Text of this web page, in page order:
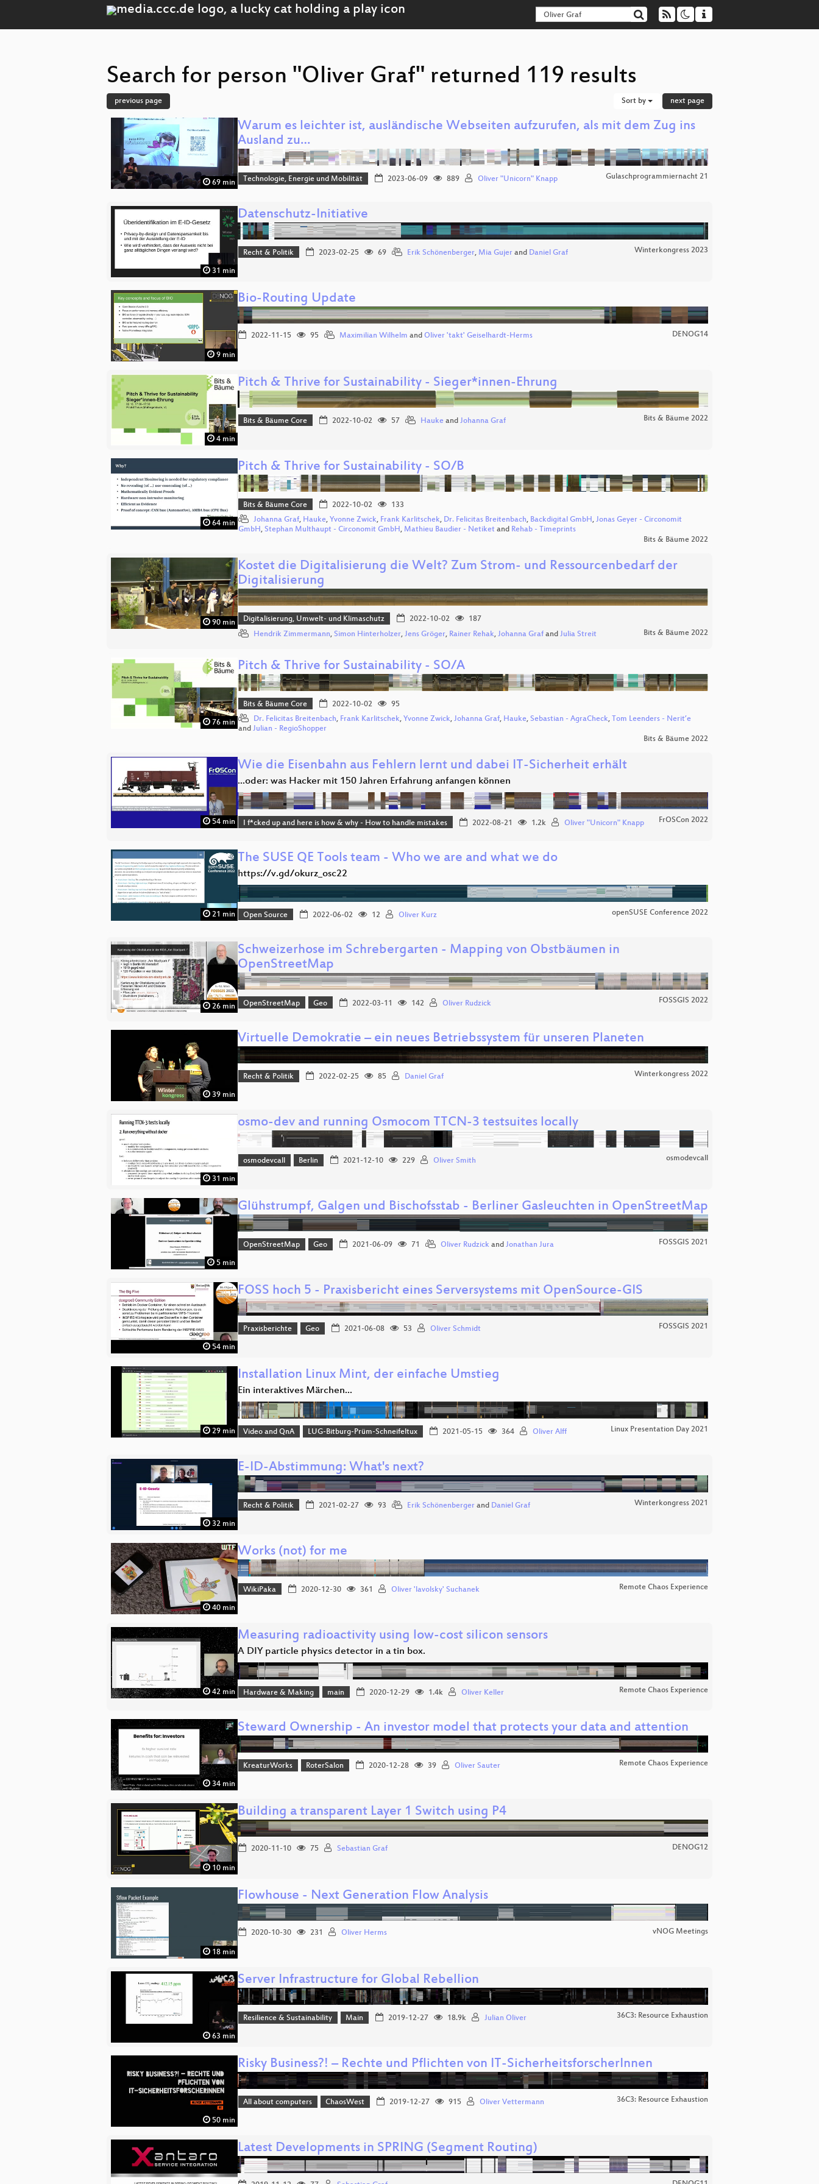
Search for person "Oliver Graf" returned 119 results
previous page Sort by next page
69 min
Warum es leichter ist, ausländische Webseiten aufzurufen, als mit dem Zug ins
Ausland zu…
Technologie, Energie und Mobilität 2023-06-09 889 Oliver "Unicorn" Knapp Gulaschprogrammiernacht 21
31 min
Datenschutz-Initiative
Recht & Politik 2023-02-25 69 Erik Schönenberger, Mia Gujerand Daniel Graf Winterkongress 2023
9 min
Bio-Routing Update
2022-11-15 95 Maximilian Wilhelm and Oliver 'takt' Geiselhardt-Herms DENOG14
4 min
Pitch & Thrive for Sustainability - Sieger*innen-Ehrung
Bits & Bäume Core 2022-10-02 57 Haukeand Johanna Graf Bits & Bäume 2022
64 min
Pitch & Thrive for Sustainability - SO/B
Bits & Bäume Core 2022-10-02
133
Johanna Graf, Hauke, Yvonne Zwick, Frank Karlitschek, Dr. Felicitas Breitenbach, Backdigital GmbH, Jonas Geyer - Circonomit
GmbH, Stephan Multhaupt - Circonomit GmbH, Mathieu Baudier - Netiket and Rehab - Timeprints
Bits & Bäume 2022
90 min
Kostet die Digitalisierung die Welt? Zum Strom- und Ressourcenbedarf der
Digitalisierung
Digitalisierung, Umwelt- und Klimaschutz 2022-10-02
187
Hendrik Zimmermann, Simon Hinterholzer, Jens Gröger, Rainer Rehak, Johanna Graf and Julia Streit Bits & Bäume 2022
76 min
Pitch & Thrive for Sustainability - SO/A
Bits & Bäume Core 2022-10-02
95
Dr. Felicitas Breitenbach, Frank Karlitschek, Yvonne Zwick, Johanna Graf, Hauke, Sebastian - AgraCheck, Tom Leenders - Nerit’e
and Julian - RegioShopper
Bits & Bäume 2022
54 min
Wie die Eisenbahn aus Fehlern lernt und dabei IT-Sicherheit erhält
...oder: was Hacker mit 150 Jahren Erfahrung anfangen können
I f*cked up and here is how & why - How to handle mistakes 2022-08-21 1.2k Oliver "Unicorn" Knapp FrOSCon 2022
21 min
The SUSE QE Tools team - Who we are and what we do
https://v.gd/okurz_osc22
Open Source 2022-06-02 12 Oliver Kurz openSUSE Conference 2022
26 min
Schweizerhose im Schrebergarten - Mapping von Obstbäumen in
OpenStreetMap
OpenStreetMap Geo 2022-03-11 142 Oliver Rudzick FOSSGIS 2022
39 min
Virtuelle Demokratie – ein neues Betriebssystem für unseren Planeten
Recht & Politik 2022-02-25 85 Daniel Graf Winterkongress 2022
31 min
osmo-dev and running Osmocom TTCN-3 testsuites locally
osmodevcall Berlin 2021-12-10 229 Oliver Smith osmodevcall
5 min
Glühstrumpf, Galgen und Bischofsstab - Berliner Gasleuchten in OpenStreetMap
OpenStreetMap Geo 2021-06-09 71 Oliver Rudzickand Jonathan Jura FOSSGIS 2021
54 min
FOSS hoch 5 - Praxisbericht eines Serversystems mit OpenSource-GIS
Praxisberichte Geo 2021-06-08 53 Oliver Schmidt FOSSGIS 2021
29 min
Installation Linux Mint, der einfache Umstieg
Ein interaktives Märchen...
Video and QnA LUG-Bitburg-Prüm-Schneifeltux 2021-05-15 364 Oliver Alff Linux Presentation Day 2021
32 min
E-ID-Abstimmung: What's next?
Recht & Politik 2021-02-27 93 Erik Schönenbergerand Daniel Graf Winterkongress 2021
40 min
Works (not) for me
WikiPaka 2020-12-30 361 Oliver 'lavolsky' Suchanek Remote Chaos Experience
42 min
Measuring radioactivity using low-cost silicon sensors
A DIY particle physics detector in a tin box.
Hardware & Making main 2020-12-29 1.4k Oliver Keller Remote Chaos Experience
34 min
Steward Ownership - An investor model that protects your data and attention
KreaturWorks RoterSalon 2020-12-28 39 Oliver Sauter Remote Chaos Experience
10 min
Building a transparent Layer 1 Switch using P4
2020-11-10 75 Sebastian Graf DENOG12
18 min
Flowhouse - Next Generation Flow Analysis
2020-10-30 231 Oliver Herms vNOG Meetings
63 min
Server Infrastructure for Global Rebellion
Resilience & Sustainability Main 2019-12-27 18.9k Julian Oliver 36C3: Resource Exhaustion
50 min
Risky Business?! – Rechte und Pflichten von IT-SicherheitsforscherInnen
All about computers ChaosWest 2019-12-27 915 Oliver Vettermann 36C3: Resource Exhaustion
Latest Developments in SPRING (Segment Routing)